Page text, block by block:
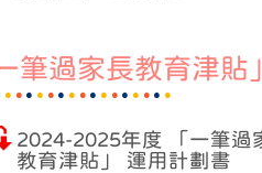
筆過家長教育津貼
2024-2025年度 「一筆過
教育津貼」 運用計劃書